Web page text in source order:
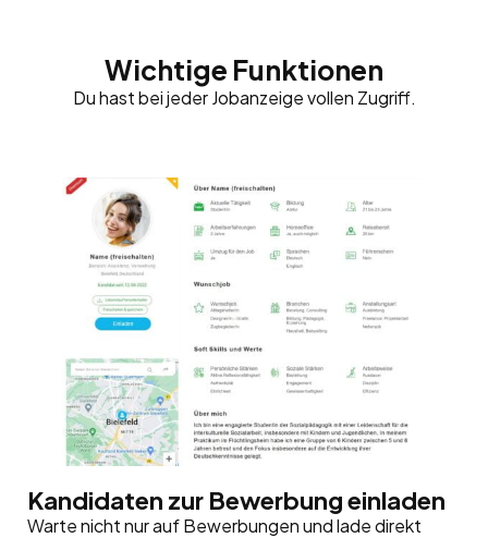
Wichtige Funktionen
Du hast bei jeder Jobanzeige vollen Zugriff.
Kandidaten zur Bewerbung einladen
Warte nicht nur auf Bewerbungen und lade direkt